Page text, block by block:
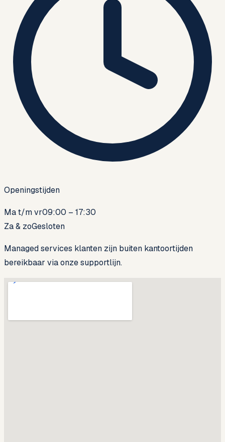
Openingstijden
Ma t/m vr09:00 – 17:30
Za & zoGesloten
Managed services klanten zijn buiten kantoortijden
bereikbaar via onze supportlijn.